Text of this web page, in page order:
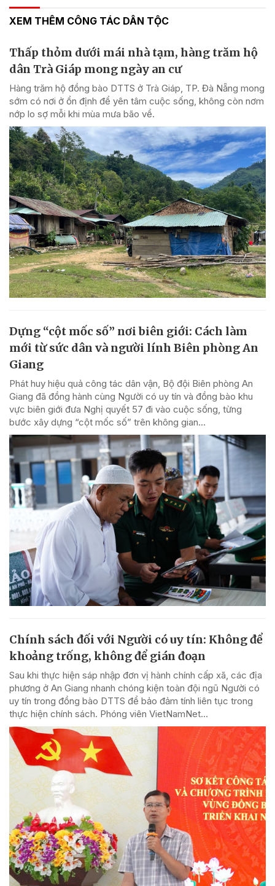
XEM THÊM CÔNG TÁC DÂN TỘC
Thấp thỏm dưới mái nhà tạm, hàng trăm hộ
dân Trà Giáp mong ngày an cư
Hàng trăm hộ đồng bào DTTS ở Trà Giáp, TP. Đà Nẵng mong
sớm có nơi ở ổn định để yên tâm cuộc sống, không còn nơm
nớp lo sợ mỗi khi mùa mưa bão về.
Dựng “cột mốc số” nơi biên giới: Cách làm
mới từ sức dân và người lính Biên phòng An
Giang
Phát huy hiệu quả công tác dân vận, Bộ đội Biên phòng An
Giang đã đồng hành cùng Người có uy tín và đồng bào khu
vực biên giới đưa Nghị quyết 57 đi vào cuộc sống, từng
bước xây dựng “cột mốc số” trên không gian...
Chính sách đối với Người có uy tín: Không để
khoảng trống, không để gián đoạn
Sau khi thực hiện sáp nhập đơn vị hành chính cấp xã, các địa
phương ở An Giang nhanh chóng kiện toàn đội ngũ Người có
uy tín trong đồng bào DTTS để bảo đảm tính liên tục trong
thực hiện chính sách. Phóng viên VietNamNet...